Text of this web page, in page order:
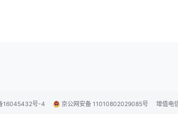
16045432号-4 京公网安备 11010802029085号 增值电